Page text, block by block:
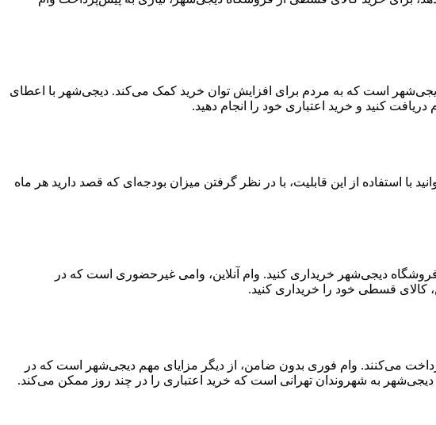
وام در بین رقباست. سقف خرید قسطی ۳۰۰ میلیون تومانی خدمتی از دیجی‌شهر است که به مردم برای افزایش توان خرید کمک می‌کند. دیجی‌شهر با اعطای
می‌توانید با استفاده از این قابلیت، با در نظر گرفتن میزان بودجه‌ای که قصد دارید هر ماه
دیجی‌شهر خریداری کنید. وام آنلاین، وامی غیرحضوری است که در
کالای قسطی خود را خریداری کنید.
می‌کنند. وام فوری بدون ضامن، از دیگر مزایای مهم دیجی‌شهر است که در
به شهروندان تهرانی است که خرید اعتباری را در چند روز ممکن می‌کند.